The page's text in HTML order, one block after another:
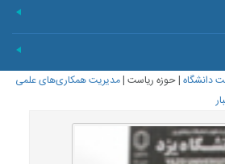
دانشگاه|حوزه ریاست|مدیریت همکاری‌های علمی